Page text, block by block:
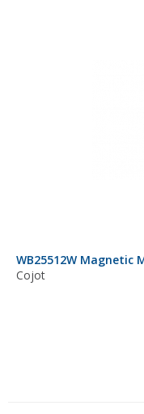
WB25512W Magnetic
Cojot